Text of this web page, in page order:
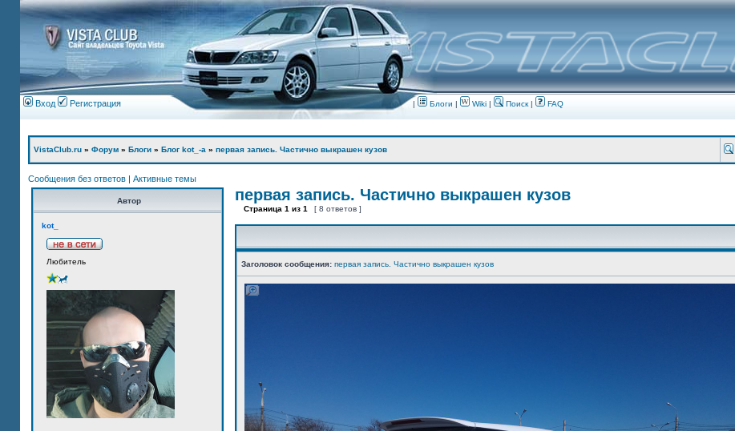
Вход Регистрация | Блоги | Wiki | Поиск| FAQ
VistaClub.ru » Форум » Блоги » Блог kot_-а » первая запись. Частично выкрашен кузов
Сообщения без ответов | Активные темы
Автор
kot_
Любитель
первая запись. Частично выкрашен кузов
Страница 1 из 1 [ 8 ответов ]
Заголовок сообщения: первая запись. Частично выкрашен кузов